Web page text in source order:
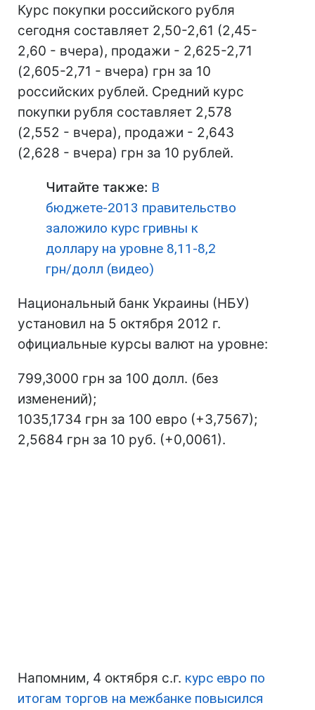
Курс покупки российского рубля
сегодня составляет 2,50-2,61 (2,45-
2,60 - вчера), продажи - 2,625-2,71
(2,605-2,71 - вчера) грн за 10
российских рублей. Средний курс
покупки рубля составляет 2,578
(2,552 - вчера), продажи - 2,643
(2,628 - вчера) грн за 10 рублей.
Читайте также: В
бюджете-2013 правительство
заложило курс гривны к
доллару на уровне 8,11-8,2
грн/долл (видео)
Национальный банк Украины (НБУ)
установил на 5 октября 2012 г.
официальные курсы валют на уровне:
799,3000 грн за 100 долл. (без
изменений);
1035,1734 грн за 100 евро (+3,7567);
2,5684 грн за 10 руб. (+0,0061).
Напомним, 4 октября с.г. курс евро по
итогам торгов на межбанке повысился